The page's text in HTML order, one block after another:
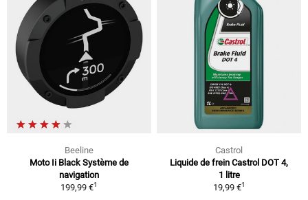
Beeline
Moto Ii Black Système de
navigation
199,99 €1
Castrol
Liquide de frein Castrol DOT 4,
1 litre
19,99 €1